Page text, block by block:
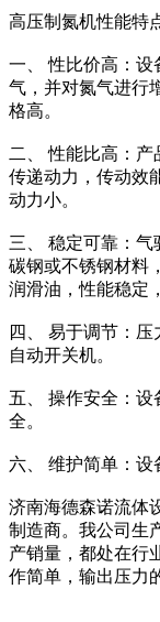
高压制氮机性能特
一、 性比价高：设
气，并对氮气进行
格高。
二、 性能比高：
传递动力，传动效
动力小。
三、 稳定可靠：气
碳钢或不锈钢材料
润滑油，性能稳定
四、 易于调节：
自动开关机。
五、 操作安全：
全。
六、 维护简单：设
济南海德森诺流体
制造商。我公司生
产销量，都处在行
作简单，输出压力